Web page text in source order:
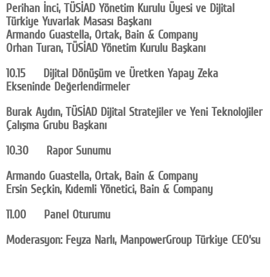
Perihan İnci, TÜSİAD Yönetim Kurulu Üyesi ve Dijital
Türkiye Yuvarlak Masası Başkanı
Armando Guastella, Ortak, Bain & Company
Orhan Turan, TÜSİAD Yönetim Kurulu Başkanı
10.15 Dijital Dönüşüm ve Üretken Yapay Zeka
Ekseninde Değerlendirmeler
Burak Aydın, TÜSİAD Dijital Stratejiler ve Yeni Teknolojiler
Çalışma Grubu Başkanı
10.30 Rapor Sunumu
Armando Guastella, Ortak, Bain & Company
Ersin Seçkin, Kıdemli Yönetici, Bain & Company
11.00 Panel Oturumu
Moderasyon: Feyza Narlı, ManpowerGroup Türkiye CEO’su